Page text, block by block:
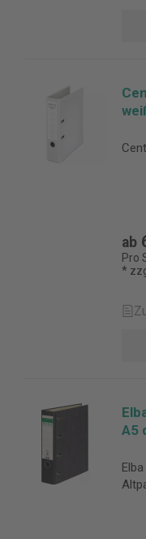
ab
Pro
*
A5